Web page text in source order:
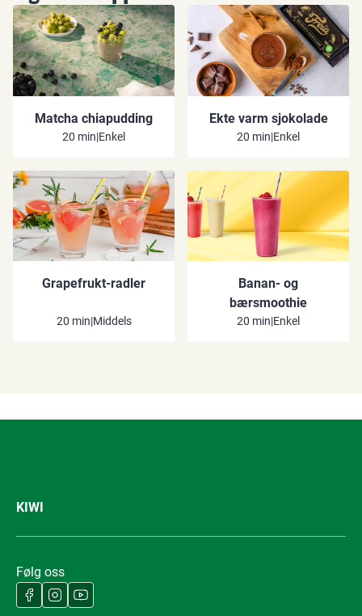
Matcha chiapudding
20 min|Enkel
Ekte varm sjokolade
20 min|Enkel
Grapefrukt-radler
20 min|Middels
Banan- og
bærsmoothie
20 min|Enkel
KIWI
Følg oss